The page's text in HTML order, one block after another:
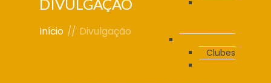
Clubes
DIVULGAÇÃO
Início // Divulgação